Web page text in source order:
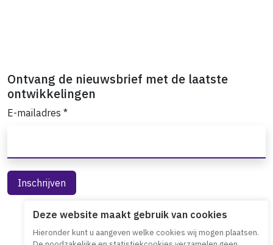
Ontvang de nieuwsbrief met de laatste
ontwikkelingen
E-mailadres *
Deze website maakt gebruik van cookies
Hieronder kunt u aangeven welke cookies wij mogen plaatsen.